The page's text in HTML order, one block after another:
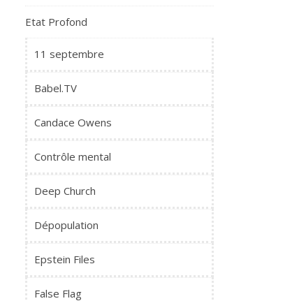
Etat Profond
11 septembre
Babel.TV
Candace Owens
Contrôle mental
Deep Church
Dépopulation
Epstein Files
False Flag